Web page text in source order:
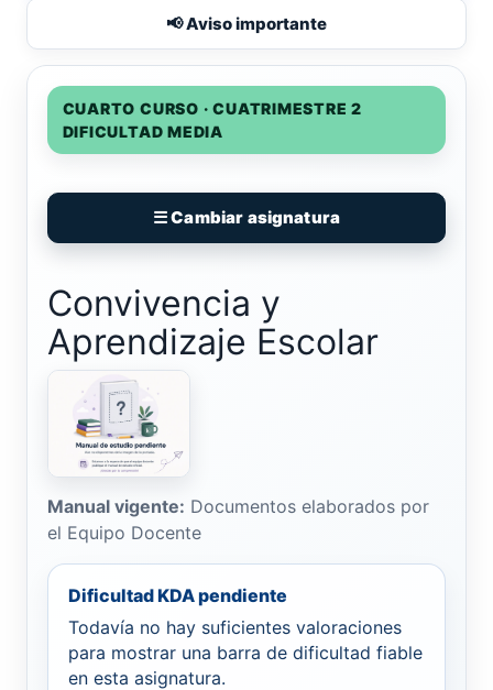
📢 Aviso importante
CUARTO CURSO · CUATRIMESTRE 2
DIFICULTAD MEDIA
☰ Cambiar asignatura
Convivencia y
Aprendizaje Escolar
Manual vigente: Documentos elaborados por
el Equipo Docente
Dificultad KDA pendiente
Todavía no hay suficientes valoraciones
para mostrar una barra de dificultad fiable
en esta asignatura.